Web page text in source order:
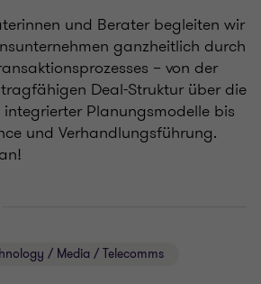
und Berater begleiten wir
ganzheitlich durch
– von der
Deal-Struktur über die
Planungsmodelle bis
und Verhandlungsführung.
/ Media / Telecomms